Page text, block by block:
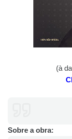
(à
Sobre a obra: